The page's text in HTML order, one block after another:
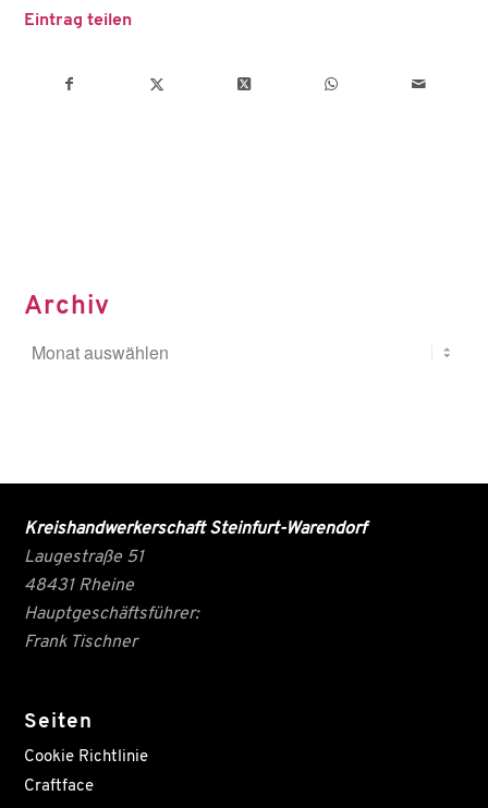
Eintrag teilen
Archiv
Kreishandwerkerschaft Steinfurt-Warendorf
Laugestraße 51
48431 Rheine
Hauptgeschäftsführer:
Frank Tischner
Seiten
Cookie Richtlinie
Craftface